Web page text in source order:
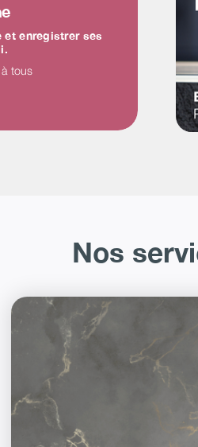
et enregistrer ses
tous
Nos